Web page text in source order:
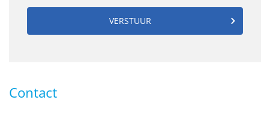
VERSTUUR
Contact